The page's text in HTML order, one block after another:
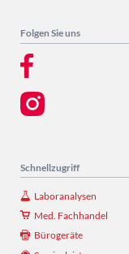
Folgen Sie uns
Schnellzugriff
Laboranalysen
Med. Fachhandel
Bürogeräte